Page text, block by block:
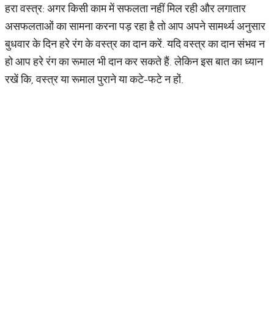
हरा वस्त्र: अगर किसी काम में सफलता नहीं मिल रही और लगातार
असफलताओं का सामना करना पड़ रहा है तो आप अपने सामर्थ्य अनुसार
बुधवार के दिन हरे रंग के वस्त्र का दान करें. यदि वस्त्र का दान संभव न
हो आप हरे रंग का रूमाल भी दान कर सकते हैं. लेकिन इस बात का ध्यान
रखें कि, वस्त्र या रूमाल पुराने या कटे-फटे न हों.